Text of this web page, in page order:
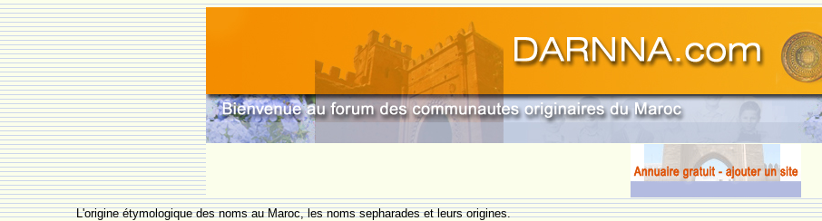
L'origine étymologique des noms au Maroc, les noms sepharades et leurs origines.